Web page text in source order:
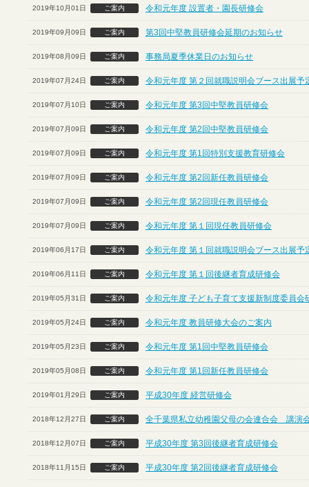
2019年10月01日 ご案内 令和元年度 設置者・園長研修会
2019年09月09日 ご案内 第3回中堅教員研修会延期のお知らせ
2019年08月09日 ご案内 事務局夏季休業日のお知らせ
2019年07月24日 ご案内 令和元年度 第２回就職説明会ブース出展
2019年07月10日 ご案内 令和元年度 第3回中堅教員研修会
2019年07月09日 ご案内 令和元年度 第2回中堅教員研修会
2019年07月09日 ご案内 令和元年度 第1回特別支援教育研修会
2019年07月09日 ご案内 令和元年度 第2回新任教員研修会
2019年07月09日 ご案内 令和元年度 第2回現任教員研修会
2019年07月09日 ご案内 令和元年度 第１回現任教員研修会
2019年06月17日 ご案内 令和元年度 第１回就職説明会ブース出展予
2019年06月11日 ご案内 令和元年度 第１回後継者育成研修会
2019年05月31日 ご案内 令和元年度 子ども子育て支援新制度委員会
2019年05月24日 ご案内 令和元年度 教員研修大会のご案内
2019年05月23日 ご案内 令和元年度 第1回中堅教員研修会
2019年05月08日 ご案内 令和元年度 第1回新任教員研修会
2019年01月29日 ご案内 平成30年度 経営研修会
2018年12月27日 ご案内 全千葉県私立幼稚園父母の会連合会 講演
2018年12月07日 ご案内 平成30年度 第3回後継者育成研修会
2018年11月15日 ご案内 平成30年度 第2回後継者育成研修会